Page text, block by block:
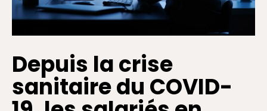
Depuis la crise
sanitaire du COVID-